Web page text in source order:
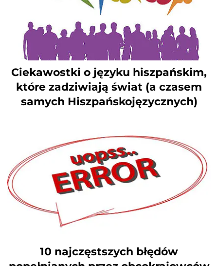
Ciekawostki o języku hiszpańskim,
które zadziwiają świat (a czasem
samych Hiszpańskojęzycznych)
10 najczęstszych błędów